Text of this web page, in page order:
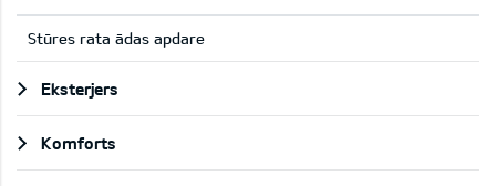
Stūres rata ādas apdare
Eksterjers
Komforts